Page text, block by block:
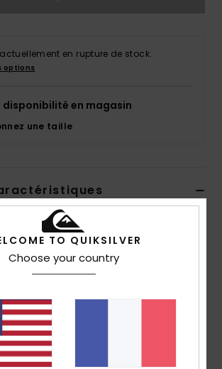
en rupture de stock.
options
disponibilité en magasin
une taille
Code couleurxbbb
3 points souple en caoutchouc
et logo Mountain & Wave moulé
:semelle intérieure texturée et
TO QUIKSILVER
Choose your country